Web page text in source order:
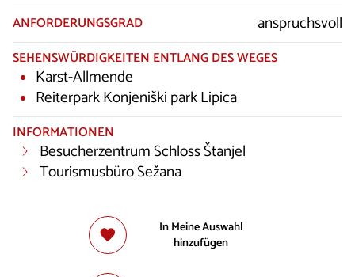
ANFORDERUNGSGRAD anspruchsvoll
SEHENSWÜRDIGKEITEN ENTLANG DES WEGES
Karst-Allmende
Reiterpark Konjeniški park Lipica
INFORMATIONEN
Besucherzentrum Schloss Štanjel
Tourismusbüro Sežana
In Meine Auswahl
hinzufügen